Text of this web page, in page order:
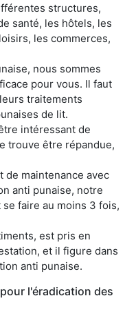
structures,
santé, les hôtels, les
les commerces,
nous sommes
pour vous. Il faut
traitements
de lit.
intéressant de
trouve être répandue,
de maintenance avec
anti punaise, notre
faire au moins 3 fois,
est pris en
et il figure dans
anti punaise.
l'éradication des